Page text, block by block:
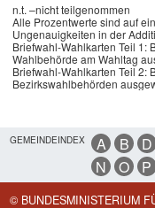
n.t. –nicht teilgenommen
Alle Prozentwerte sind auf
Ungenauigkeiten in der
Briefwahl-Wahlkarten Teil 1:
Wahlbehörde am Wahltag
Briefwahl-Wahlkarten Teil 2:
Bezirkswahlbehörden
GEMEINDEINDEX A B D
N
O P
© BUNDESMINISTERIUM